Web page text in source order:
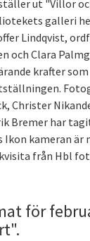
ut "Villor
galleri
Lindqvist,
och Clara
krafter som
Christer
Bremer har
Ikon kameran är
från Hbl
för